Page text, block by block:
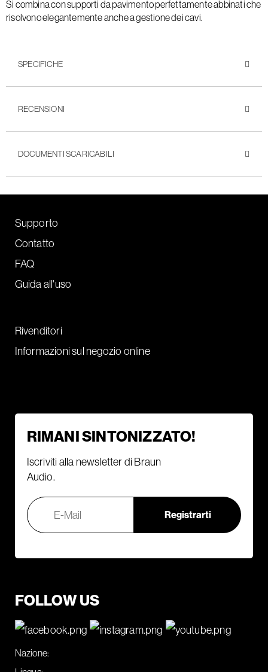
Si combina con supporti da pavimento perfettamente abbinati che
risolvono elegantemente anche a gestione dei cavi.
SPECIFICHE
RECENSIONI
DOCUMENTI SCARICABILI
Supporto
Contatto
FAQ
Guida all'uso
Rivenditori
Informazioni sul negozio online
RIMANI SINTONIZZATO!
Iscriviti alla newsletter di Braun
Audio.
FOLLOW US
Nazione: